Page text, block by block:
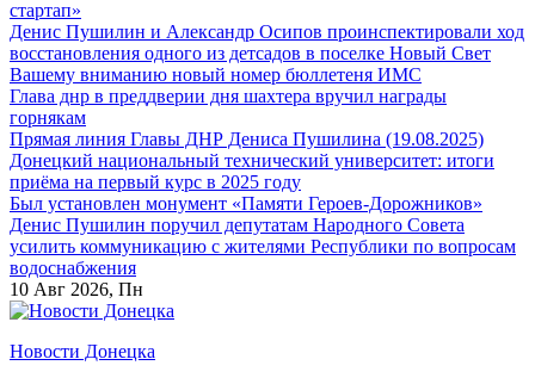
стартап»
Денис Пушилин и Александр Осипов проинспектировали ход
восстановления одного из детсадов в поселке Новый Свет
Вашему вниманию новый номер бюллетеня ИМС
Глава днр в преддверии дня шахтера вручил награды
горнякам
Прямая линия Главы ДНР Дениса Пушилина (19.08.2025)
Донецкий национальный технический университет: итоги
приёма на первый курс в 2025 году
Был установлен монумент «Памяти Героев-Дорожников»
Денис Пушилин поручил депутатам Народного Совета
усилить коммуникацию с жителями Республики по вопросам
водоснабжения
10 Авг 2026, Пн
Новости Донецка